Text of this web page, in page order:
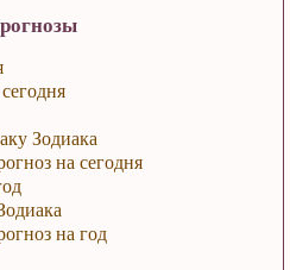
Зодиака
на сегодня
на год